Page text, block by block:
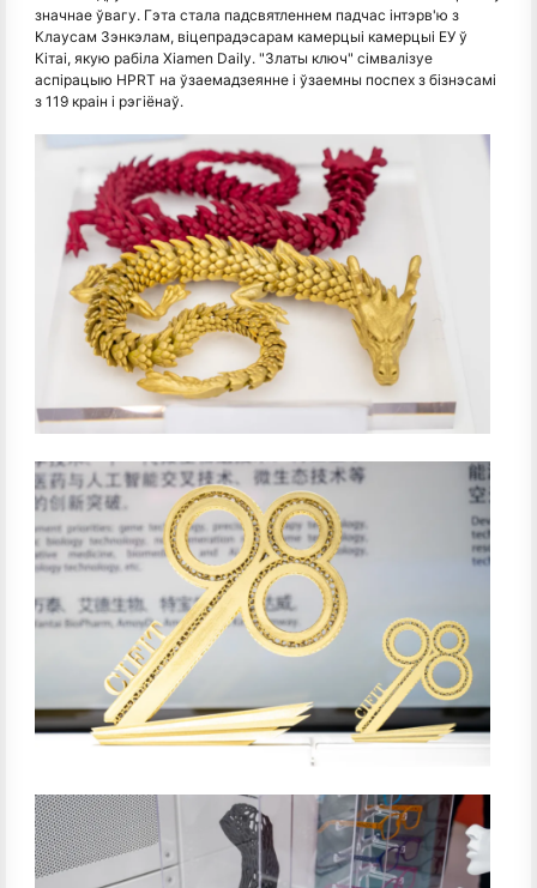
значнае ўвагу. Гэта стала падсвятленнем падчас інтэрв'ю з
Клаусам Зэнкэлам, віцепрадэсарам камерцыі камерцыі ЕУ ў
Кітаі, якую рабіла Xiamen Daily. "Златы ключ" сімвалізуе
аспірацыю HPRT на ўзаемадзеянне і ўзаемны поспех з бізнэсамі
з 119 краін і рэгіёнаў.